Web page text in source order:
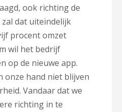
ook richting de
dat uiteindelijk
procent omzet
wil het bedrijf
op de nieuwe app.
onze hand niet blijven
Vandaar dat we
richting in te